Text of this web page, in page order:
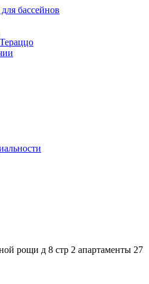
бассейнов
рощи д 8 стр 2 апартаменты 27